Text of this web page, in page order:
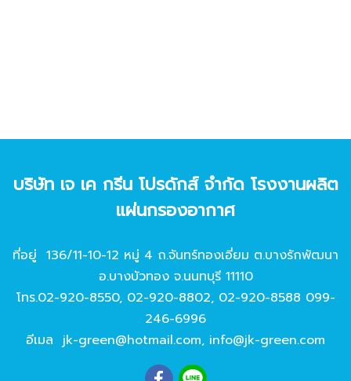
บริษัท เจ เค กรีน โปรดักส์ จํากัด โรงงานผลิต
แผ่นกรองอากาศ
ที่อยู่ 136/11-10-12 หมู่ 4 ถ.จันทร์ทองเอี่ยม ต.บางรักพัฒนา
อ.บางบัวทอง จ.นนทบุรี 11110
โทร.02-920-8550, 02-920-8802, 02-920-8588 099-
246-6996
อีเมล jk-green@hotmail.com, info@jk-green.com